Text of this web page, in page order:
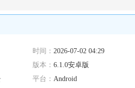
时间： 2026-07-02 04:29
版本： 6.1.0安卓版
平台： Android